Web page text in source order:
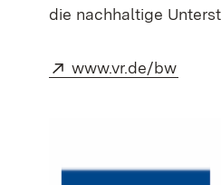
die nachhaltige
Extern:
www.vr.de/bw